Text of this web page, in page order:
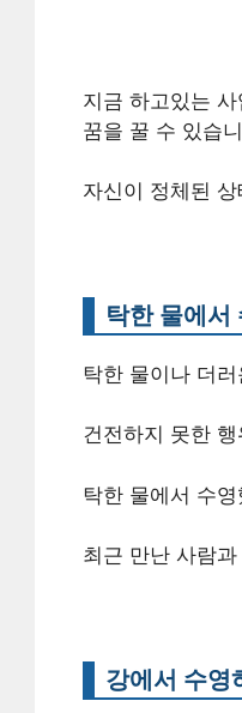
지금 하고있는
꿈을 꿀 수 있습
자신이 정체된
탁한 물에서
탁한 물이나 더
건전하지 못한
탁한 물에서 수
최근 만난 사람
강에서 수영